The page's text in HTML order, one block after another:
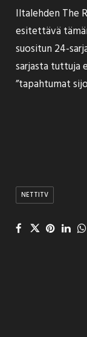
Iltalehden The
esitettävä
suositun 24-
sarjasta tuttuja
”tapahtumat
NETTITV